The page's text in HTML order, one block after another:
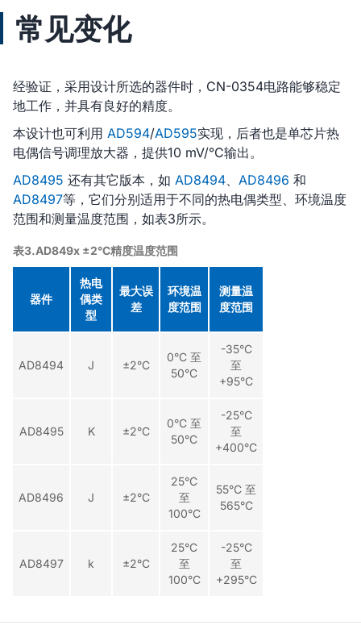
常见变化
经验证，采用设计所选的器件时，CN-0354电路能够稳定
地工作，并具有良好的精度。
本设计也可利用 AD594/AD595实现，后者也是单芯片热
电偶信号调理放大器，提供10 mV/°C输出。
AD8495 还有其它版本，如 AD8494 AD8496 和
AD8497等，它们分别适用于不同的热电偶类型、环境温度
范围和测量温度范围，如表3所示。
表3.AD849x ±2°C精度温度范围
器件
热电
偶类
型
最大误
差
环境温
度范围
测量温
度范围
AD8494 J ±2°C
0°C 至
50°C
-35°C
至
+95°C
AD8495 K ±2°C
0°C 至
50°C
-25°C
至
+400°C
AD8496 J ±2°C
25°C
至
100°C
55°C 至
565°C
AD8497 k ±2°C
25°C
至
100°C
-25°C
至
+295°C